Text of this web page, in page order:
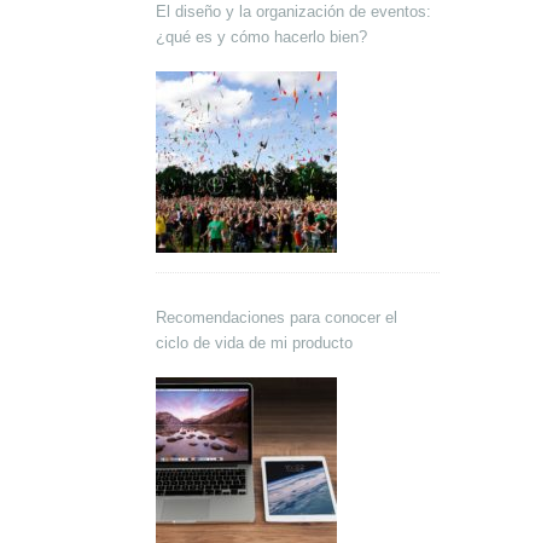
El diseño y la organización de eventos:
¿qué es y cómo hacerlo bien?
Recomendaciones para conocer el
ciclo de vida de mi producto